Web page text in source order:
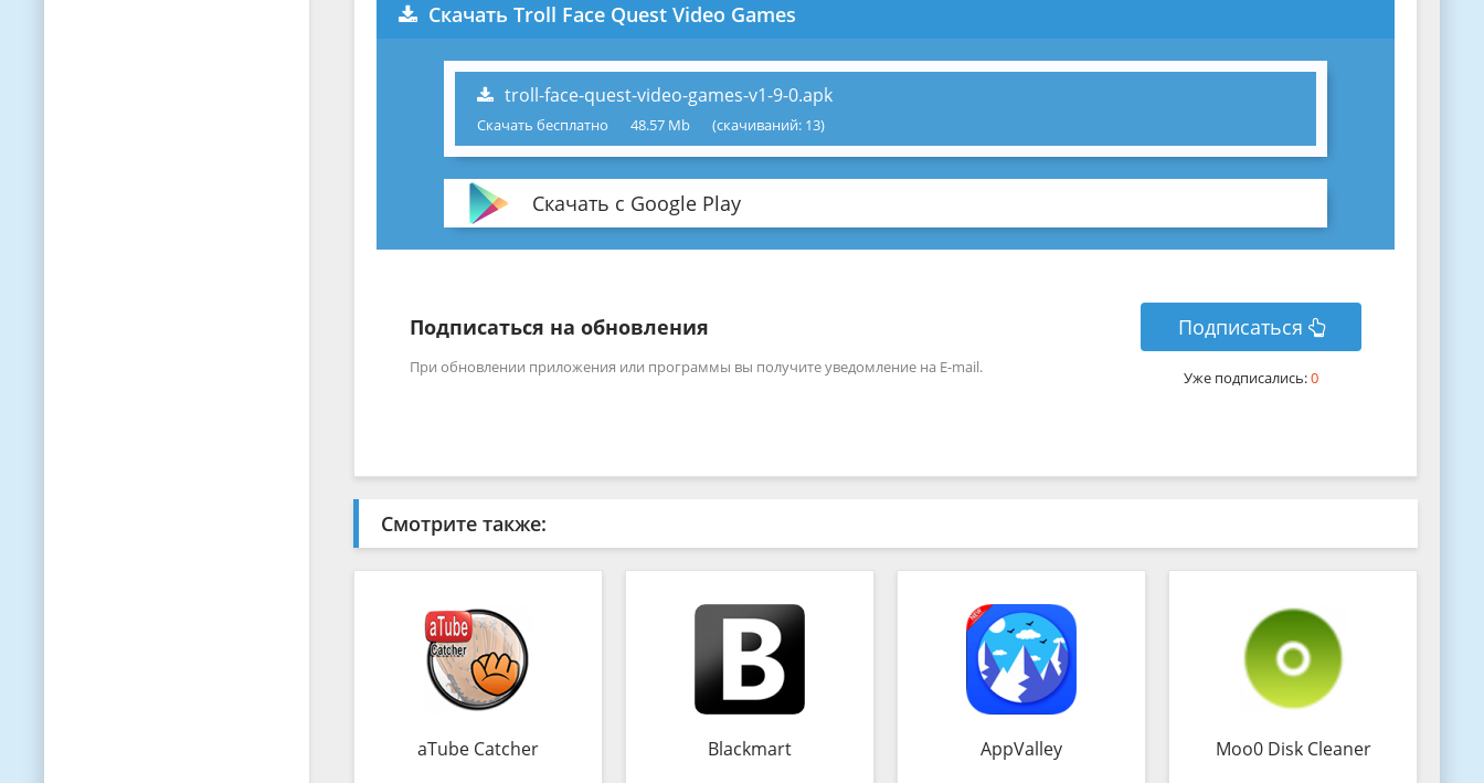
Скачать Troll Face Quest Video Games
troll-face-quest-video-games-v1-9-0.apk
Скачать бесплатно 48.57 Mb (cкачиваний: 13)
Скачать с Google Play
Подписаться на обновления
При обновлении приложения или программы вы получите уведомление на E-mail.
Подписаться
Уже подписались:0
Смотрите также:
aTube Catcher Blackmart AppValley Moo0 Disk Cleaner